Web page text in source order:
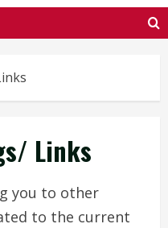
Links
you to other
to the current